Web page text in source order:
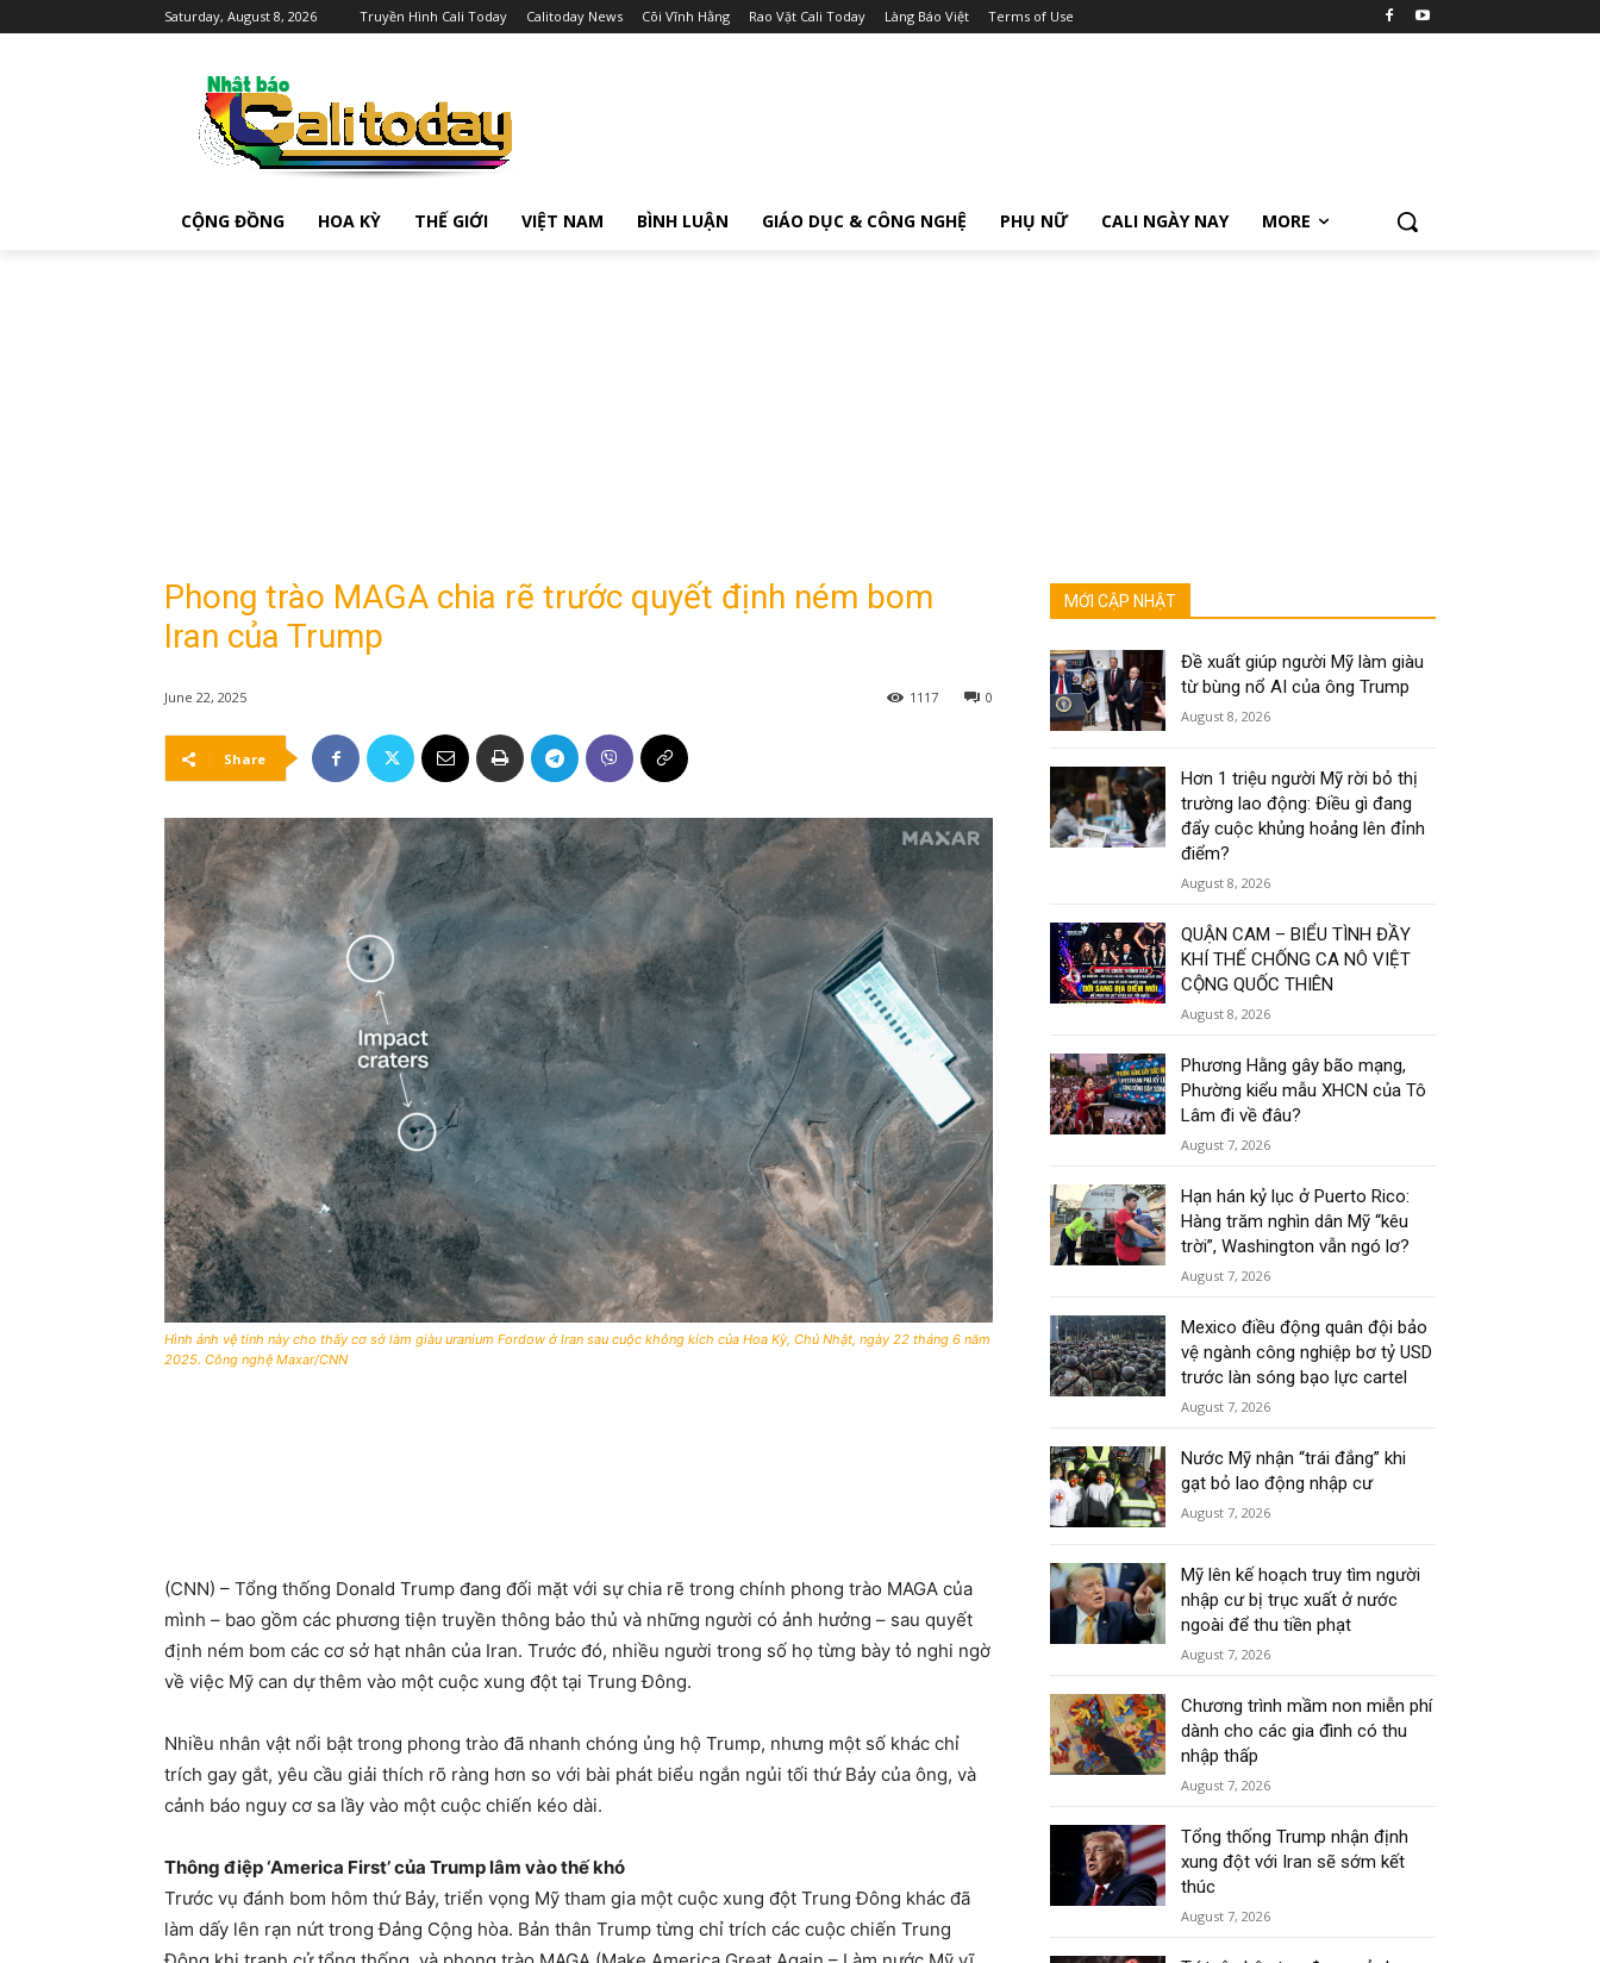
Saturday, August 8, 2026 Truyền Hình Cali Today Calitoday News Cõi Vĩnh Hằng Rao Vặt Cali Today Làng Báo Việt Terms of Use
CỘNG ĐỒNG HOA KỲ THẾ GIỚI VIỆT NAM BÌNH LUẬN GIÁO DỤC & CÔNG NGHỆ PHỤ NỮ CALI NGÀY NAY MORE
Phong trào MAGA chia rẽ trước quyết định ném bom
Iran của Trump
June 22, 2025 0
1117
Share
Hình ảnh vệ tinh này cho thấy cơ sở làm giàu uranium Fordow ở Iran sau cuộc không kích của Hoa Kỳ, Chủ Nhật, ngày 22 tháng 6 năm
2025. Công nghệ Maxar/CNN
(CNN) – Tổng thống Donald Trump đang đối mặt với sự chia rẽ trong chính phong trào MAGA của
mình – bao gồm các phương tiện truyền thông bảo thủ và những người có ảnh hưởng – sau quyết
định ném bom các cơ sở hạt nhân của Iran. Trước đó, nhiều người trong số họ từng bày tỏ nghi ngờ
về việc Mỹ can dự thêm vào một cuộc xung đột tại Trung Đông.
Nhiều nhân vật nổi bật trong phong trào đã nhanh chóng ủng hộ Trump, nhưng một số khác chỉ
trích gay gắt, yêu cầu giải thích rõ ràng hơn so với bài phát biểu ngắn ngủi tối thứ Bảy của ông, và
cảnh báo nguy cơ sa lầy vào một cuộc chiến kéo dài.
Thông điệp ‘America First’ của Trump lâm vào thế khó
Trước vụ đánh bom hôm thứ Bảy, triển vọng Mỹ tham gia một cuộc xung đột Trung Đông khác đã
làm dấy lên rạn nứt trong Đảng Cộng hòa. Bản thân Trump từng chỉ trích các cuộc chiến Trung
MỚI CẬP NHẬT
Đề xuất giúp người Mỹ làm giàu
từ bùng nổ AI của ông Trump
August 8, 2026
Hơn 1 triệu người Mỹ rời bỏ thị
trường lao động: Điều gì đang
đẩy cuộc khủng hoảng lên đỉnh
điểm?
August 8, 2026
QUẬN CAM – BIỂU TÌNH ĐẦY
KHÍ THẾ CHỐNG CA NÔ VIỆT
CỘNG QUỐC THIÊN
August 8, 2026
Phương Hằng gây bão mạng,
Phường kiểu mẫu XHCN của Tô
Lâm đi về đâu?
August 7, 2026
Hạn hán kỷ lục ở Puerto Rico:
Hàng trăm nghìn dân Mỹ “kêu
trời”, Washington vẫn ngó lơ?
August 7, 2026
Mexico điều động quân đội bảo
vệ ngành công nghiệp bơ tỷ USD
trước làn sóng bạo lực cartel
August 7, 2026
Nước Mỹ nhận “trái đắng” khi
gạt bỏ lao động nhập cư
August 7, 2026
Mỹ lên kế hoạch truy tìm người
nhập cư bị trục xuất ở nước
ngoài để thu tiền phạt
August 7, 2026
Chương trình mầm non miễn phí
dành cho các gia đình có thu
nhập thấp
August 7, 2026
Tổng thống Trump nhận định
xung đột với Iran sẽ sớm kết
thúc
August 7, 2026